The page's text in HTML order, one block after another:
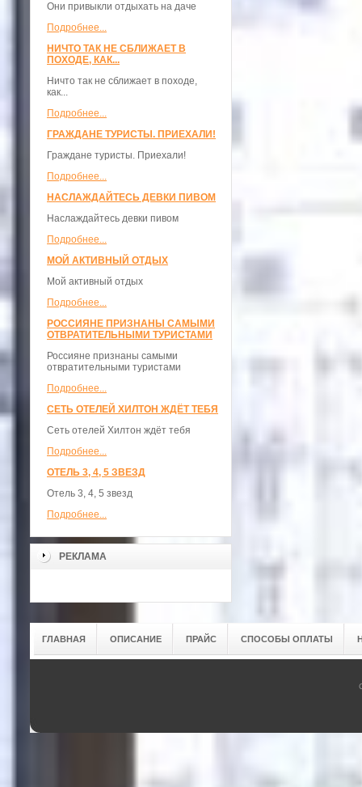
Они привыкли отдыхать на даче
Подробнее...
НИЧТО ТАК НЕ СБЛИЖАЕТ В
ПОХОДЕ, КАК...
Ничто так не сближает в походе,
как...
Подробнее...
ГРАЖДАНЕ ТУРИСТЫ. ПРИЕХАЛИ!
Граждане туристы. Приехали!
Подробнее...
НАСЛАЖДАЙТЕСЬ ДЕВКИ ПИВОМ
Наслаждайтесь девки пивом
Подробнее...
МОЙ АКТИВНЫЙ ОТДЫХ
Мой активный отдых
Подробнее...
РОССИЯНЕ ПРИЗНАНЫ САМЫМИ
ОТВРАТИТЕЛЬНЫМИ ТУРИСТАМИ
Россияне признаны самыми
отвратительными туристами
Подробнее...
СЕТЬ ОТЕЛЕЙ ХИЛТОН ЖДЁТ ТЕБЯ
Сеть отелей Хилтон ждёт тебя
Подробнее...
ОТЕЛЬ 3, 4, 5 ЗВЕЗД
Отель 3, 4, 5 звезд
Подробнее...
РЕКЛАМА
ГЛАВНАЯ ОПИСАНИЕ ПРАЙС СПОСОБЫ ОПЛАТЫ